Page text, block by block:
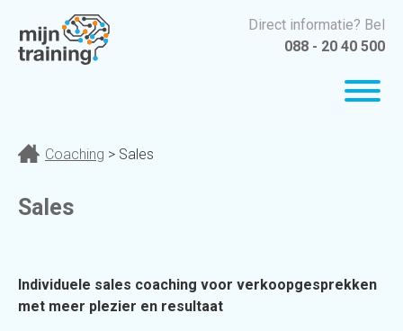
Direct informatie? Bel
088 - 20 40 500
Coaching > Sales
Sales
Individuele sales coaching voor verkoopgesprekken
met meer plezier en resultaat